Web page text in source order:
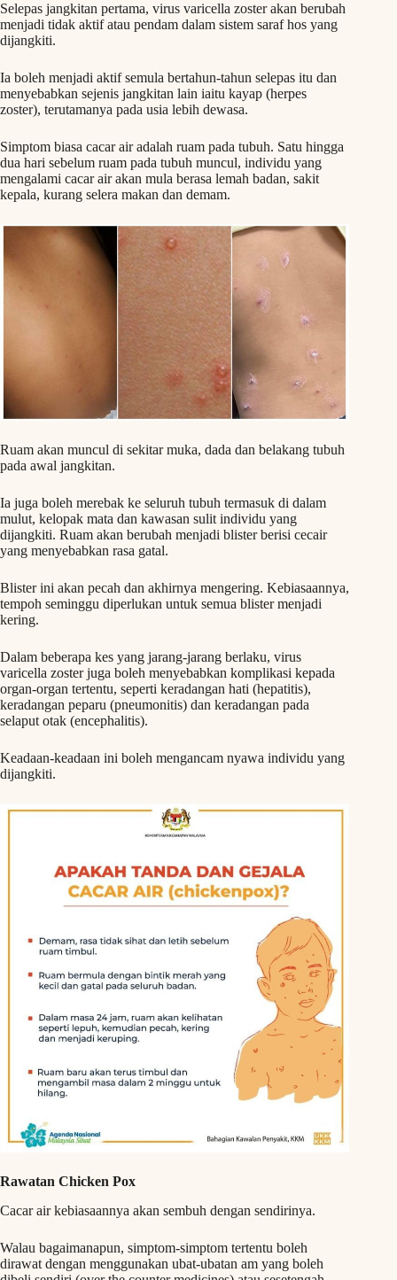
Selepas jangkitan pertama, virus varicella zoster akan berubah
menjadi tidak aktif atau pendam dalam sistem saraf hos yang
dijangkiti.
Ia boleh menjadi aktif semula bertahun-tahun selepas itu dan
menyebabkan sejenis jangkitan lain iaitu kayap (herpes
zoster), terutamanya pada usia lebih dewasa.
Simptom biasa cacar air adalah ruam pada tubuh. Satu hingga
dua hari sebelum ruam pada tubuh muncul, individu yang
mengalami cacar air akan mula berasa lemah badan, sakit
kepala, kurang selera makan dan demam.
Ruam akan muncul di sekitar muka, dada dan belakang tubuh
pada awal jangkitan.
Ia juga boleh merebak ke seluruh tubuh termasuk di dalam
mulut, kelopak mata dan kawasan sulit individu yang
dijangkiti. Ruam akan berubah menjadi blister berisi cecair
yang menyebabkan rasa gatal.
Blister ini akan pecah dan akhirnya mengering. Kebiasaannya,
tempoh seminggu diperlukan untuk semua blister menjadi
kering.
Dalam beberapa kes yang jarang-jarang berlaku, virus
varicella zoster juga boleh menyebabkan komplikasi kepada
organ-organ tertentu, seperti keradangan hati (hepatitis),
keradangan peparu (pneumonitis) dan keradangan pada
selaput otak (encephalitis).
Keadaan-keadaan ini boleh mengancam nyawa individu yang
dijangkiti.
Rawatan Chicken Pox
Cacar air kebiasaannya akan sembuh dengan sendirinya.
Walau bagaimanapun, simptom-simptom tertentu boleh
dirawat dengan menggunakan ubat-ubatan am yang boleh